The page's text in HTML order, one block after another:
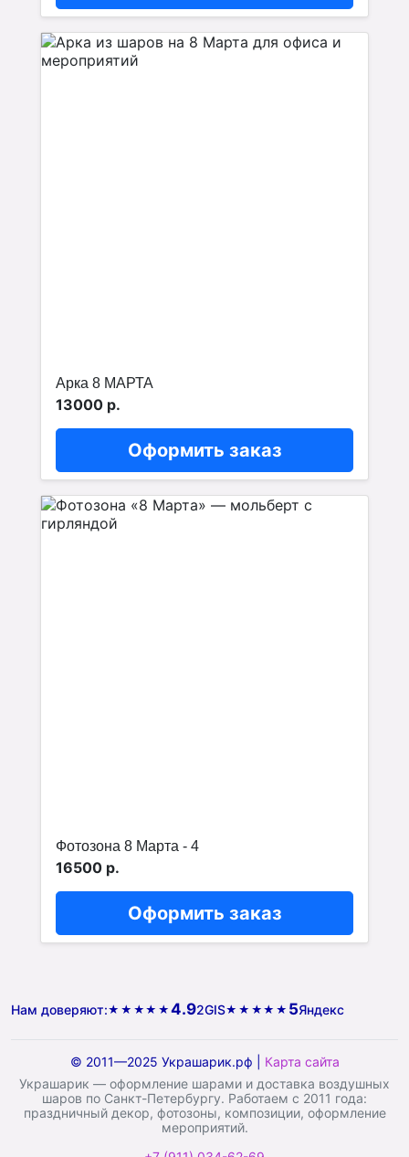
Арка 8 МАРТА
13000 р.
Оформить заказ
Фотозона 8 Марта - 4
16500 р.
Оформить заказ
Нам доверяют:★★★★★ 4.92GIS★★★★★ 5Яндекс
© 2011—2025 Украшарик.рф | Карта сайта
Украшарик — оформление шарами и доставка воздушных
шаров по Санкт-Петербургу. Работаем с 2011 года:
праздничный декор, фотозоны, композиции, оформление
мероприятий.